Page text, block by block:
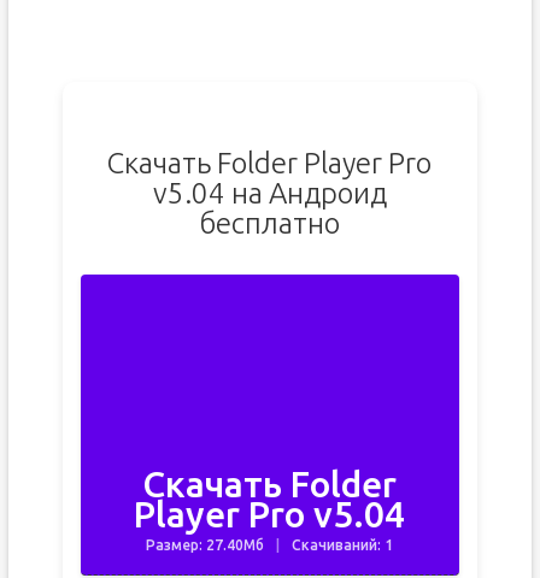
Скачать Folder Player Pro
v5.04 на Андроид
бесплатно
Скачать Folder
Player Pro v5.04
Размер: 27.40Мб Скачиваний: 1